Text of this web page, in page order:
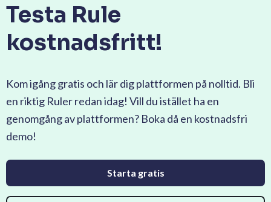
Testa Rule
kostnadsfritt!
Kom igång gratis och lär dig plattformen på nolltid. Bli
en riktig Ruler redan idag! Vill du istället ha en
genomgång av plattformen? Boka då en kostnadsfri
demo!
Starta gratis